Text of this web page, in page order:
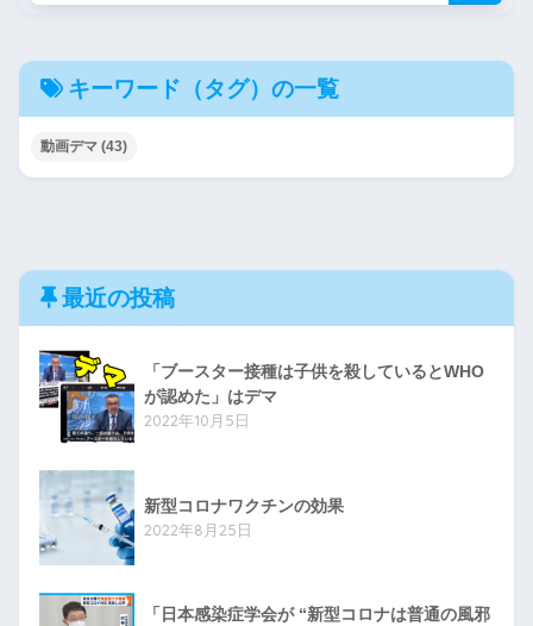
キーワード（タグ）の一覧
動画デマ (43)
最近の投稿
「ブースター接種は子供を殺しているとWHO
が認めた」はデマ
2022年10月5日
新型コロナワクチンの効果
2022年8月25日
「日本感染症学会が “新型コロナは普通の風邪